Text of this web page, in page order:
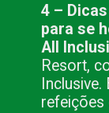
4 –
para se
All
Resort,
refeições